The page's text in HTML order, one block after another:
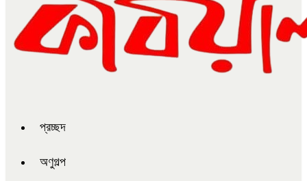
প্রচ্ছদ
অণুগল্প